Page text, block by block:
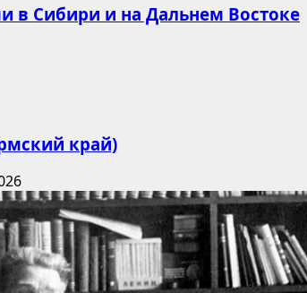
в Сибири и на Дальнем Востоке
край)